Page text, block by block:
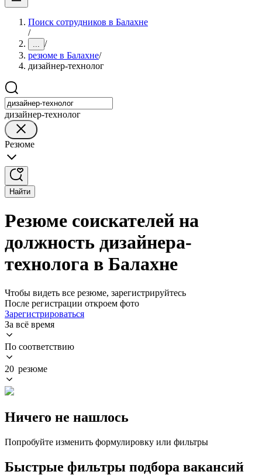
Поиск сотрудников в Балахне
/
... /
резюме в Балахне/
дизайнер-технолог
дизайнер-технолог
Резюме
Найти
Резюме соискателей на
должность дизайнера-
технолога в Балахне
Чтобы видеть все резюме, зарегистрируйтесь
После регистрации откроем фото
Зарегистрироваться
За всё время
По соответствию
20 резюме
Ничего не нашлось
Попробуйте изменить формулировку или фильтры
Быстрые фильтры подбора вакансий